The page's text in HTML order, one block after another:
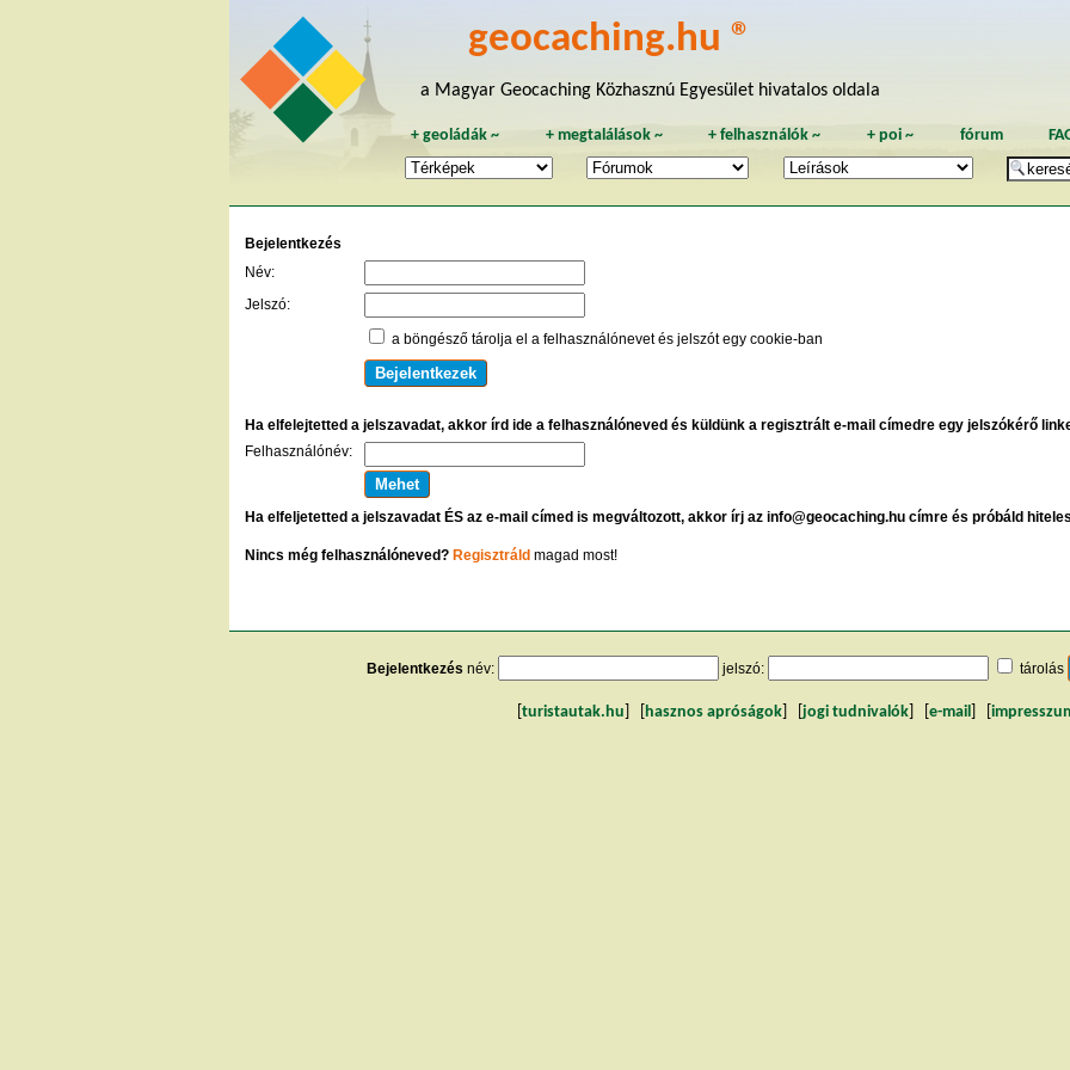
geocaching.hu ®
a Magyar Geocaching Közhasznú Egyesület hivatalos oldala
+geoládák ~ + megtalálások~ +felhasználók ~ + poi~ fórum
Bejelentkezés
Név:
Jelszó:
a böngésző tárolja el a felhasználónevet és jelszót egy cookie-ban
Ha elfelejtetted a jelszavadat, akkor írd ide a felhasználóneved és küldünk a regisztrált e-mail címedre egy jelszókérő
Felhasználónév:
Ha elfeljetetted a jelszavadat ÉS az e-mail címed is megváltozott, akkor írj az info@geocaching.hu címre és próbáld
Nincs még felhasználóneved? Regisztráld magad most!
Bejelentkezés név: jelszó: tárolás
turistautak.hu hasznos apróságok jogi tudnivalók e-mail